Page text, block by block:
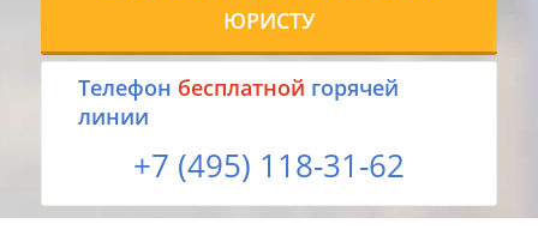
ЮРИСТУ
Tелефон бесплатной горячей
линии
+7 (495) 118-31-62